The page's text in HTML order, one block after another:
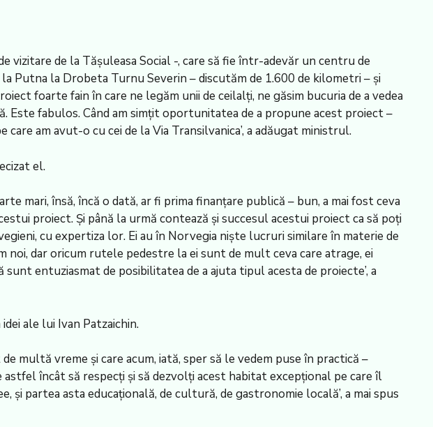
vizitare de la Tășuleasa Social -, care să fie într-adevăr un centru de
Putna la Drobeta Turnu Severin – discutăm de 1.600 de kilometri – și
foarte fain în care ne legăm unii de ceilalți, ne găsim bucuria de a vedea
Este fabulos. Când am simțit oportunitatea de a propune acest proiect –
am avut-o cu cei de la Via Transilvanica’, a adăugat ministrul.
el.
mari, însă, încă o dată, ar fi prima finanțare publică – bun, a mai fost ceva
proiect. Și până la urmă contează și succesul acestui proiect ca să poți
cu expertiza lor. Ei au în Norvegia niște lucruri similare în materie de
noi, dar oricum rutele pedestre la ei sunt de mult ceva care atrage, ei
entuziasmat de posibilitatea de a ajuta tipul acesta de proiecte’, a
ale lui Ivan Patzaichin.
multă vreme și care acum, iată, sper să le vedem puse în practică –
încât să respecți și să dezvolți acest habitat excepțional pe care îl
partea asta educațională, de cultură, de gastronomie locală’, a mai spus